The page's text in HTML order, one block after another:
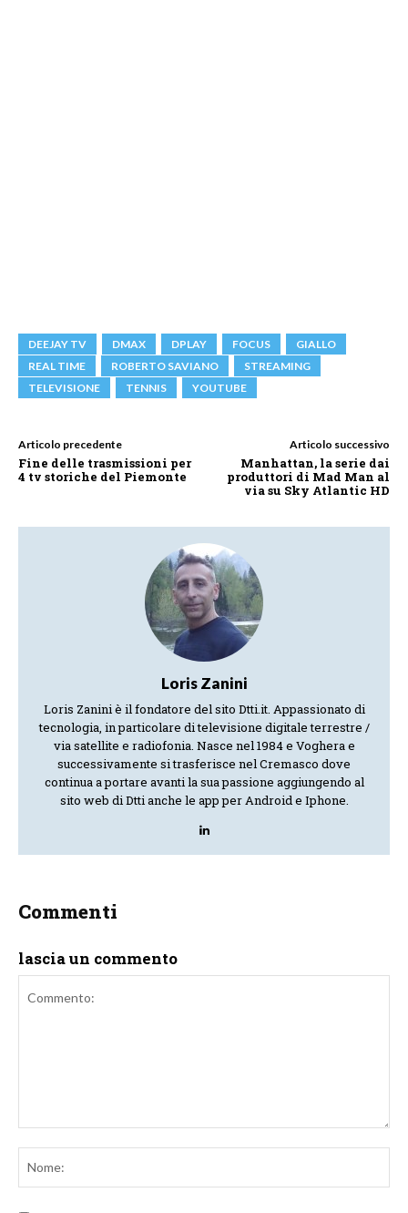
DEEJAY TV DMAX DPLAY FOCUS
GIALLO
REAL TIME
ROBERTO SAVIANO
STREAMING
TELEVISIONE
TENNIS YOUTUBE
Articolo precedente
Fine delle trasmissioni per
4 tv storiche del Piemonte
Articolo successivo
Manhattan, la serie dai
produttori di Mad Man al
via su Sky Atlantic HD
Loris Zanini
Loris Zanini è il fondatore del sito Dtti.it. Appassionato di
tecnologia, in particolare di televisione digitale terrestre /
via satellite e radiofonia. Nasce nel 1984 e Voghera e
successivamente si trasferisce nel Cremasco dove
continua a portare avanti la sua passione aggiungendo al
sito web di Dtti anche le app per Android e Iphone.
Commenti
lascia un commento